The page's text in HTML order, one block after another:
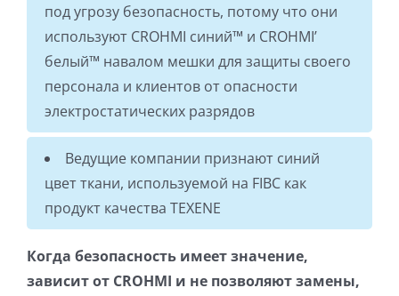
под угрозу безопасность, потому что они
используют CROHMI синий™ и CROHMI’
белый™ навалом мешки для защиты своего
персонала и клиентов от опасности
электростатических разрядов
Ведущие компании признают синий
цвет ткани, используемой на FIBC как
продукт качества TEXENE
Когда безопасность имеет значение,
зависит от CROHMI и не позволяют замены,